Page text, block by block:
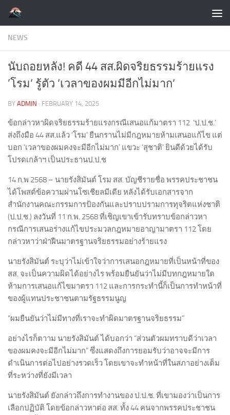
Skip to content
NEWS
นับถอยหลัง! คดี 44 สส.ผิดจริยธรรมร้ายแรง
’โรม‘ รู้ตัว ‘เวลาของผมมีอีกไม่มาก‘
BY ADMIN · FEBRUARY 14, 2025
ข้อกล่าวหาผิดจริยธรรมร้ายแรงกรณีเสนอแก้มาตรา 112 ‘ป.ป.ช.’
ส่งถึงมือ 44 สส.แล้ว ‘โรม’ ยืนกรานไม่มีกฎหมายห้ามเสนอแก้ไข แต่
บอก ‘เวลาของผมคงจะมีอีกไม่มาก’ แขวะ ‘สุชาติ’ ยินดีด้วยได้รับ
โปรดเกล้าฯ เป็นประธานป.ป.ช
14 ก.พ 2568 – นายรังสิมันต์ โรม สส. บัญชีรายชื่อ พรรคประชาชน
ได้โพสต์ข้อความผ่านโซเชียลมีเดีย หลังได้รับเอกสารจาก
สำนักงานคณะกรรมการป้องกันและปราบปรามการทุจริตแห่งชาติ
(ป.ป.ช.) ลงวันที่ 11 ก.พ. 2568 ที่เชิญเขาเข้ารับทราบข้อกล่าวหา
กรณีการเสนอร่างแก้ไขประมวลกฎหมายอาญามาตรา 112 โดย
กล่าวหาว่าฝ่าฝืนมาตรฐานจริยธรรมอย่างร้ายแรง
นายรังสิมันต์ ระบุว่าไม่เข้าใจว่าการเสนอกฎหมายที่เป็นหน้าที่ของ
สส. จะเป็นความผิดได้อย่างไร พร้อมยืนยันว่าไม่มีบทกฎหมายใด
ห้ามการเสนอแก้ไขมาตรา 112 และการกระทำนี้ก็เป็นการทำหน้าที่
ของผู้แทนประชาชนตามรัฐธรรมนูญ
“ผมยืนยันว่าไม่มีทางที่เราจะทำผิดมาตรฐานจริยธรรม”
อย่างไรก็ตาาม นายรังสิมันต์ ได้บอกว่า “ส่วนตัวผมทราบดีว่าเวลา
ของผมคงจะมีอีกไม่มาก” ซึ่งแสดงถึงการยอมรับว่าอาจจะมีการ
ดำเนินการต่อไปอย่างรวดเร็ว โดยเขาจะทำหน้าที่ในสภาอย่างเต็ม
ที่ระหว่างที่ยังมีเวลา
นายรังสิมันต์ ยังกล่าวถึงการทำงานของ ป.ป.ช. ที่เขามองว่าเป็นการ
เลือกปฏิบัติ โดยข้อกล่าวหาต่อ สส. ทั้ง 44 คนจากพรรคประชาชน